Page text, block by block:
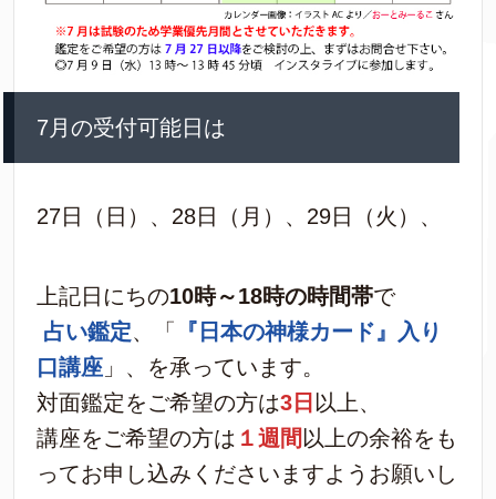
7月の受付可能日は
27日（日）、28日（月）、29日（火）、
上記日にちの10時～18時の時間帯で
占い鑑定、「
『日本の神様カード』入り
口講座 」、を承っています。
対面鑑定をご希望の方は3日 以上、
講座をご希望の方は １週間 以上の余裕をも
ってお申し込みくださいますようお願いし